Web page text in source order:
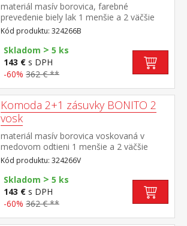
materiál masív borovica, farebné
prevedenie biely lak 1 menšie a 2 väčšie
zásuvky s kovovými pojazdmi
Kód produktu: 324266B
Skladom > 5 ks
143 € s DPH
-60% 362 € **
Komoda 2+1 zásuvky BONITO 2
vosk
materiál masív borovica voskovaná v
medovom odtieni 1 menšie a 2 väčšie
zásuvky s kovovými pojazdmi
Kód produktu: 324266V
Skladom > 5 ks
143 € s DPH
-60% 362 € **